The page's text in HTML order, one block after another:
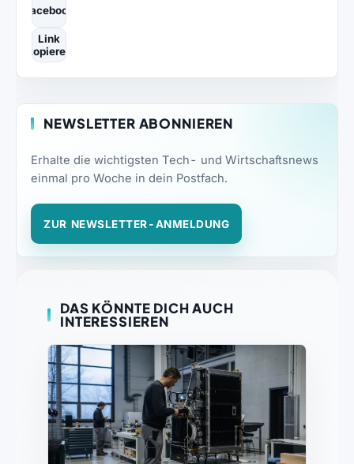
Facebook
Link
kopieren
NEWSLETTER ABONNIEREN
Erhalte die wichtigsten Tech- und Wirtschaftsnews
einmal pro Woche in dein Postfach.
ZUR NEWSLETTER-ANMELDUNG
DAS KÖNNTE DICH AUCH
INTERESSIEREN